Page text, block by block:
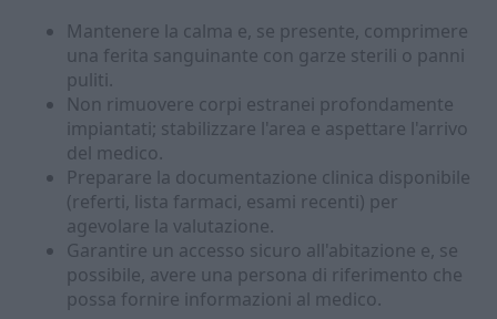
Mantenere la calma e, se presente, comprimere
una ferita sanguinante con garze sterili o panni
puliti.
Non rimuovere corpi estranei profondamente
impiantati; stabilizzare l'area e aspettare l'arrivo
del medico.
Preparare la documentazione clinica disponibile
(referti, lista farmaci, esami recenti) per
agevolare la valutazione.
Garantire un accesso sicuro all'abitazione e, se
possibile, avere una persona di riferimento che
possa fornire informazioni al medico.